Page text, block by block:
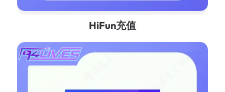
HiFun充值